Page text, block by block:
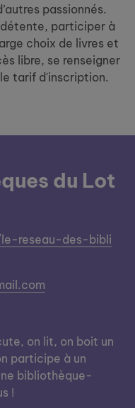
passionnés.
participer à
choix de livres et
libre, se renseigner
tarif d'inscription.
du Lot
reseau-des-bibli
on lit, on boit un
participe à un
bibliothèque-
!